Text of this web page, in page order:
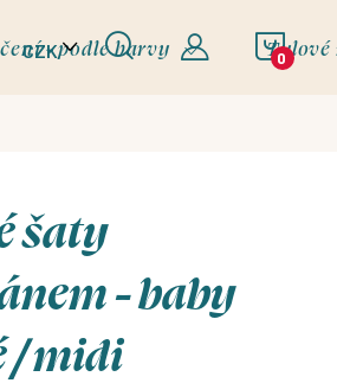
CZK- podle barvy
šaty
- baby
/ midi